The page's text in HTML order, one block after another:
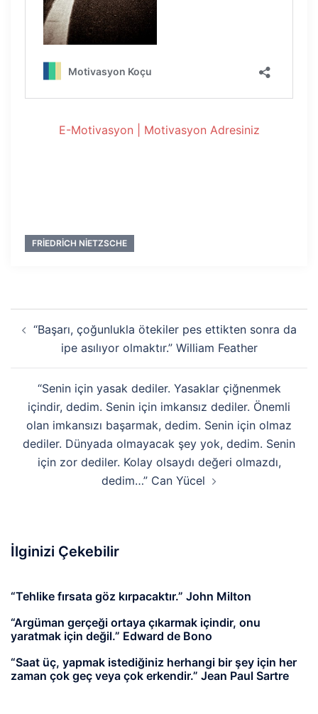
E-Motivasyon | Motivasyon Adresiniz
FRIEDRICH NIETZSCHE
dolaşımı
“Başarı, çoğunlukla ötekiler pes ettikten sonra da
ipe asılıyor olmaktır.” William Feather
“Senin için yasak dediler. Yasaklar çiğnenmek
içindir, dedim. Senin için imkansız dediler. Önemli
olan imkansızı başarmak, dedim. Senin için olmaz
dediler. Dünyada olmayacak şey yok, dedim. Senin
için zor dediler. Kolay olsaydı değeri olmazdı,
dedim…” Can Yücel
İlginizi Çekebilir
“Tehlike fırsata göz kırpacaktır.” John Milton
“Argüman gerçeği ortaya çıkarmak içindir, onu
yaratmak için değil.” Edward de Bono
“Saat üç, yapmak istediğiniz herhangi bir şey için her
zaman çok geç veya çok erkendir.” Jean Paul Sartre